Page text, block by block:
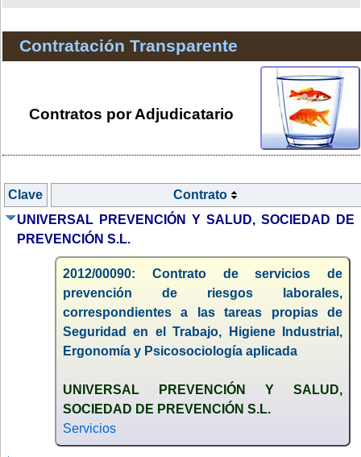
Contratación Transparente
Contratos por Adjudicatario
Clave
Contrato
UNIVERSAL PREVENCIÓN Y SALUD, SOCIEDAD DE
PREVENCIÓN S.L.
2012/00090: Contrato de servicios de
prevención de riesgos laborales,
correspondientes a las tareas propias de
Seguridad en el Trabajo, Higiene Industrial,
Ergonomía y Psicosociología aplicada
UNIVERSAL PREVENCIÓN Y SALUD,
SOCIEDAD DE PREVENCIÓN S.L.
Servicios